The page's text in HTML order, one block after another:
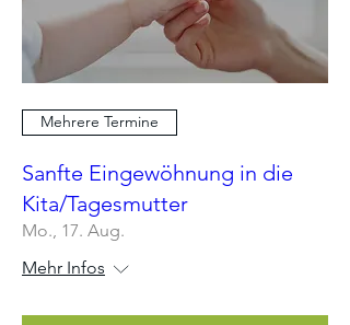
Mehrere Termine
Sanfte Eingewöhnung in die
Kita/Tagesmutter
Mo., 17. Aug.
Mehr Infos